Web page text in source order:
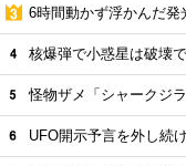
6時間動かず浮かんだ
核爆弾で小惑星は破壊
怪物ザメ「シャークジ
UFO開示予言を外し続